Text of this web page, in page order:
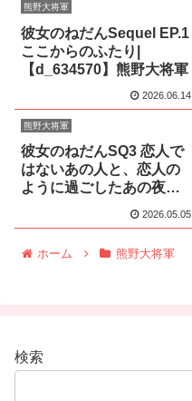
熊野大将軍
彼女のねだんSequel EP.1
ここからのふたり|
【d_634570】熊野大将軍
2026.06.14
熊野大将軍
彼女のねだんSQ3 恋人で
はないあの人と、恋人の
ように過ごしたあの夜に|
2026.05.05
ホーム 熊野大将軍
検索